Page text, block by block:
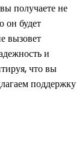
получаете не
он будет
вызовет
и
что вы
поддержку